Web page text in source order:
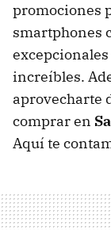
promociones
smartphones
increíbles.
aprovecharte
comprar en
Aquí te